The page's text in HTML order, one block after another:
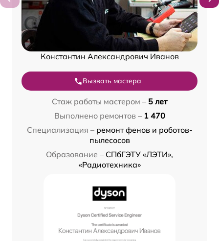
Константин Александрович Иванов
Вызвать мастера
Стаж работы мастером – 5 лет
Выполнено ремонтов – 1 470
Специализация – ремонт фенов и роботов-
пылесосов
Образование – СПбГЭТУ «ЛЭТИ»,
«Радиотехника»